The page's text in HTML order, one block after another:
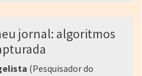
jornal: algoritmos
(Pesquisador do